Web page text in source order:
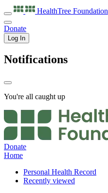
HealthTree Foundation
Donate
Log In
Notifications
You're all caught up
Donate
Home
Personal Health Record
Recently viewed